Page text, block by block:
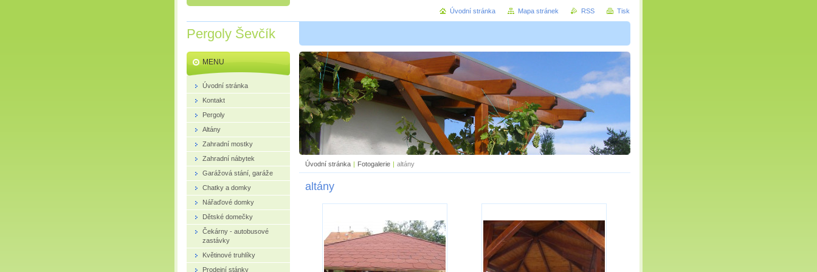
Pergoly Ševčík
Úvodní stránka | Fotogalerie | altány
altány
MENU
Úvodní stránka
Kontakt
Pergoly
Altány
Zahradní mostky
Zahradní nábytek
Garážová stání, garáže
Chatky a domky
Nářaďové domky
Dětské domečky
Čekárny - autobusové
zastávky
Květinové truhlíky
Prodejní stánky
Úvodní stránka Mapa stránek RSS Tisk